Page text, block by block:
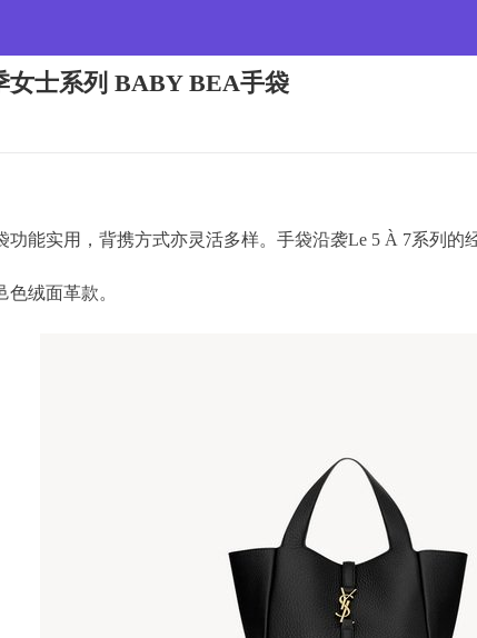
士系列 BABY BEA手袋
能实用，背携方式亦灵活多样。手袋沿袭Le 5 À 7系列的
绒面革款。